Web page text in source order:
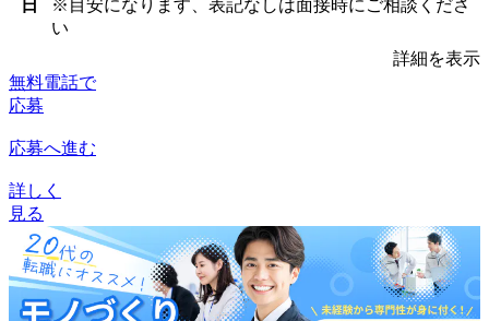
日
※目安になります、表記なしは面接時にご相談くださ
い
詳細を表示
無料電話で
応募
応募へ進む
詳しく
見る